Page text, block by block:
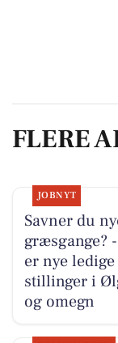
FLERE
JOBNYT
Savner du
græsgange?
er nye ledige
stillinger i
og omegn